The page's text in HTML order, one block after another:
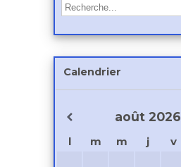
Calendrier
août 2026
l m m j v